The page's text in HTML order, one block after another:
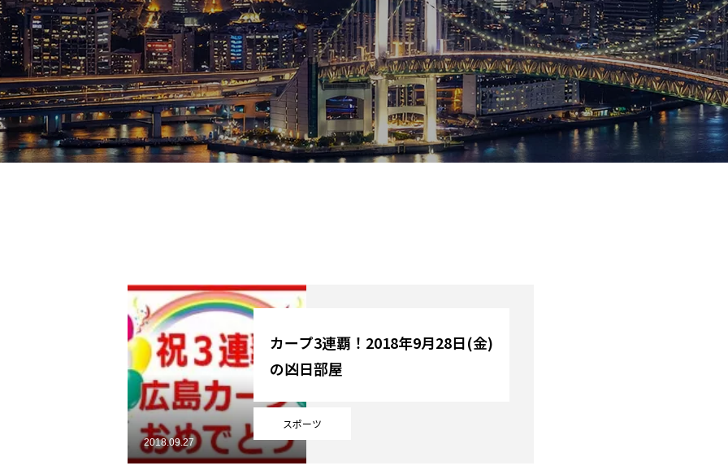
テニス四大大会・五輪
テニス四大大会・五輪
YouTube
Online Store
スポーツ
カープ3連覇！2018年9月28日(金)
の凶日部屋
2018.09.27